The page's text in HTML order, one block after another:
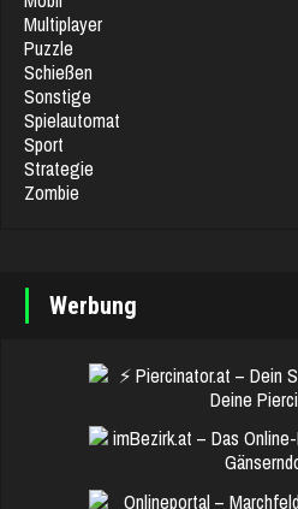
Multiplayer
Puzzle
Schießen
Sonstige
Spielautomat
Sport
Strategie
Zombie
Werbung